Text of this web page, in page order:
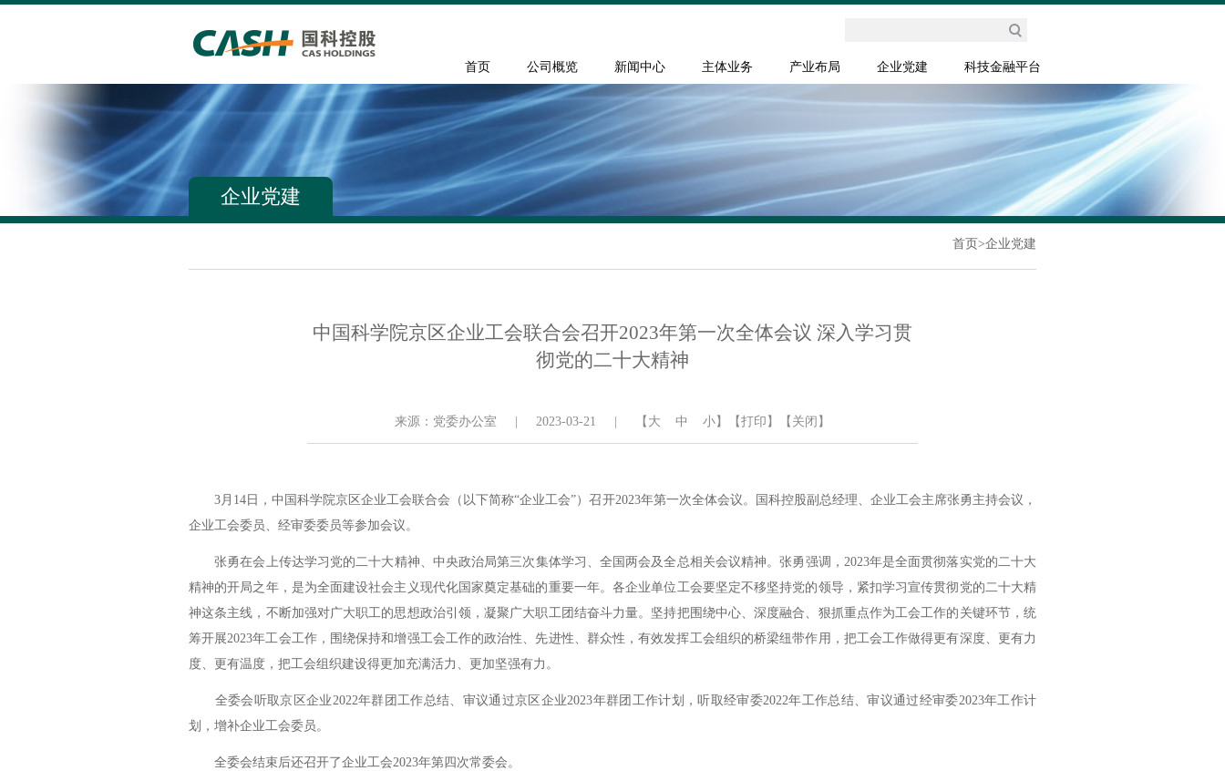
首页 公司概览 新闻中心 主体业务 产业布局 企业党建 科技金融平台
企业党建
首页 >企业党建
中国科学院京区企业工会联合会召开2023年第一次全体会议 深入学习贯
彻党的二十大精神
来源：党委办公室 2023-03-21 【 大 中 小 】 【打印】 【关闭】
3月14日，中国科学院京区企业工会联合会（以下简称“企业工会”）召开2023年第一次全体会议。国科控股副总经理、企业工会主席张勇主持会议，
企业工会委员、经审委委员等参加会议。
张勇在会上传达学习党的二十大精神、中央政治局第三次集体学习、全国两会及全总相关会议精神。张勇强调，2023年是全面贯彻落实党的二十大
精神的开局之年，是为全面建设社会主义现代化国家奠定基础的重要一年。各企业单位工会要坚定不移坚持党的领导，紧扣学习宣传贯彻党的二十大精
神这条主线，不断加强对广大职工的思想政治引领，凝聚广大职工团结奋斗力量。坚持把围绕中心、深度融合、狠抓重点作为工会工作的关键环节，统
筹开展2023年工会工作，围绕保持和增强工会工作的政治性、先进性、群众性，有效发挥工会组织的桥梁纽带作用，把工会工作做得更有深度、更有力
度、更有温度，把工会组织建设得更加充满活力、更加坚强有力。
全委会听取京区企业2022年群团工作总结、审议通过京区企业2023年群团工作计划，听取经审委2022年工作总结、审议通过经审委2023年工作计
划，增补企业工会委员。
全委会结束后还召开了企业工会2023年第四次常委会。